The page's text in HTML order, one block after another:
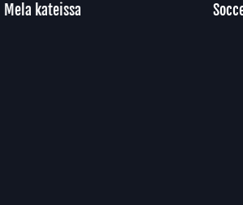
Mela kateissa